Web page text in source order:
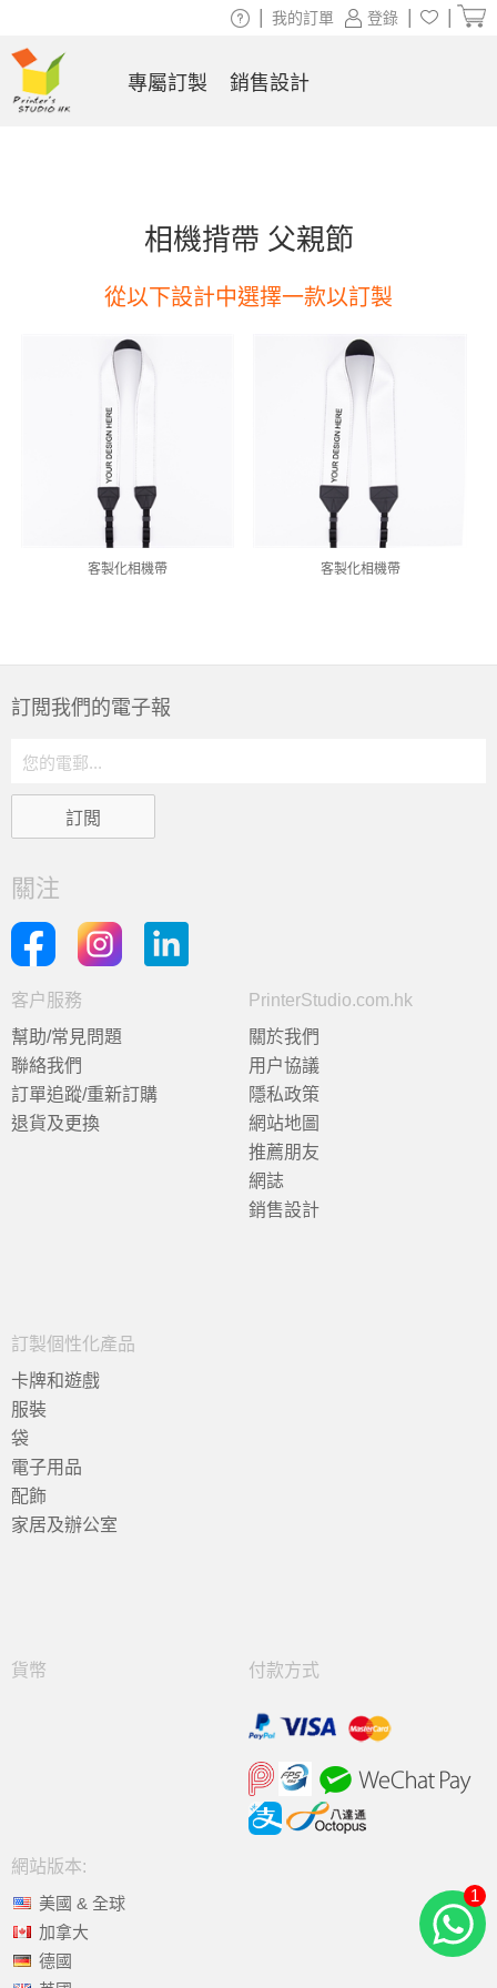
相機揹帶 父親節
從以下設計中選擇一款以訂製
客製化相機帶 客製化相機帶
訂閲我們的電子報
關注
客户服務
幫助/常見問題
聯絡我們
訂單追蹤/重新訂購
退貨及更換
PrinterStudio.com.hk
關於我們
用户協議
隱私政策
網站地圖
推薦朋友
網誌
銷售設計
訂製個性化產品
卡牌和遊戲
服裝
袋
電子用品
配飾
家居及辦公室
貨幣 付款方式
網站版本:
美國 & 全球
加拿大
德國
登錄
我的訂單
專屬訂製 銷售設計
1